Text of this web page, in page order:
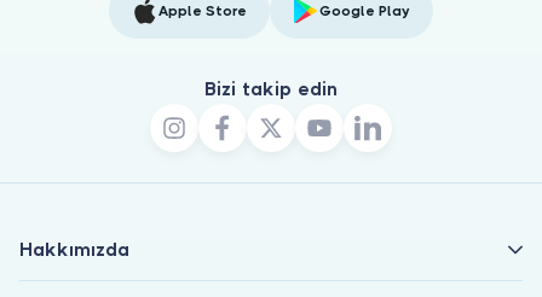
Apple Store Google Play
Bizi takip edin
Hakkımızda